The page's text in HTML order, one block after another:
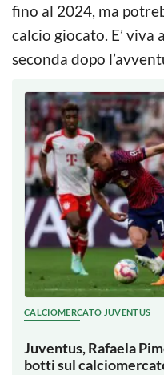
fino al 2024, ma
calcio giocato. E’ viva
seconda dopo
CALCIOMERCATO JUVENTUS
Juventus, Rafaela
botti sul